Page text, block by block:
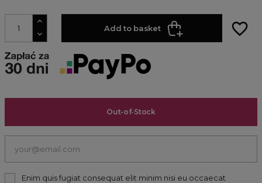
Add to basket favorite_border
Out-of-Stock
Enim quis fugiat consequat elit minim nisi eu occaecat